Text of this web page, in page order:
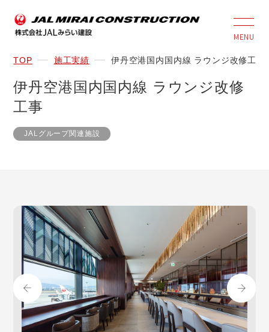
MENU
TOP 施工実績 伊丹空港国内国内線 ラウンジ改修工事
伊丹空港国内国内線 ラウンジ改修
工事
JALグループ関連施設